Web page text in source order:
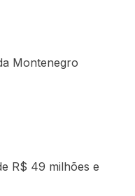
Montenegro
R$ 49 milhões e